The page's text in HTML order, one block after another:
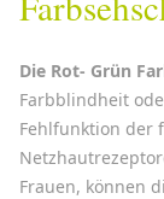
Die Rot- Grün
Farbblindheit
Fehlfunktion der
Frauen, können